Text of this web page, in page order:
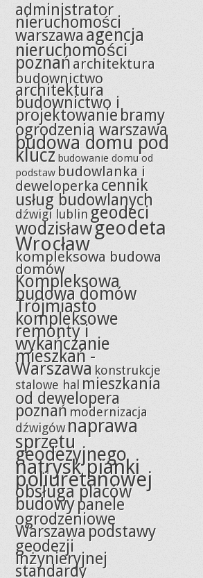
administrator
nieruchomości
warszawaagencja
nieruchomości
poznańarchitektura
budownictwo
architektura
budownictwo i
projektowanie bramy
ogrodzenia warszawa
budowa domu pod
klucz budowanie domu od
podstaw budowlanka i
deweloperka cennik
usług budowlanych
dźwigi lublingeodeci
wodzisławgeodeta
Wrocław
kompleksowa budowa
domów
Kompleksowa
budowa domów
Trójmiasto
kompleksowe
remonty i
wykańczanie
mieszkań -
Warszawa konstrukcje
stalowe hal mieszkania
od dewelopera
poznań modernizacja
dźwigów naprawa
sprzętu
geodezyjnego
natrysk pianki
poliuretanowej
obsługa placów
budowypanele
ogrodzeniowe
Warszawa podstawy
geodezji
inżynieryjnej
standardy